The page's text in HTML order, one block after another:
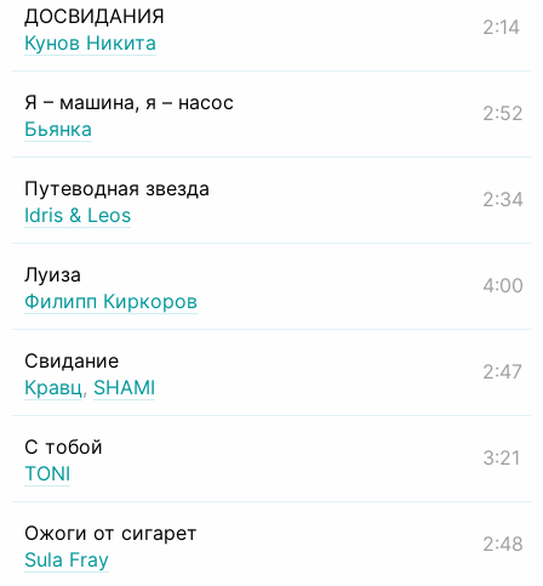
ДОСВИДАНИЯ
Кунов Никита
2:14
Я – машина, я – насос
Бьянка
2:52
Путеводная звезда
Idris & Leos
2:34
Луиза
Филипп Киркоров
4:00
Свидание
Кравц, SHAMI
2:47
С тобой
TONI
3:21
Ожоги от сигарет
Sula Fray
2:48